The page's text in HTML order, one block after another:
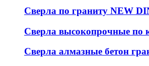
Сверла по граниту NEW
Сверла высокопрочные по
Сверла алмазные бетон